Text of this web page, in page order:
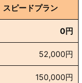
スピードプラン
0円
52,000円
150,000円